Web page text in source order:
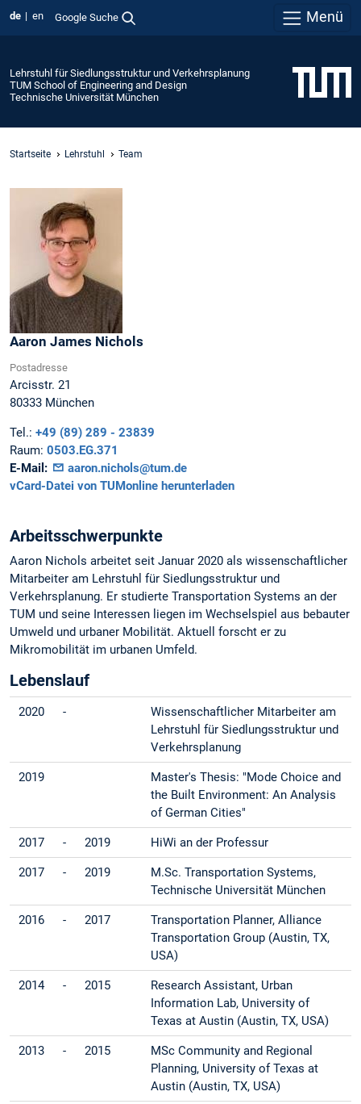
de en Google Suche Menü
Lehrstuhl für Siedlungsstruktur und Verkehrsplanung
TUM School of Engineering and Design
Technische Universität München
Startseite Lehrstuhl Team
Aaron James Nichols
Postadresse
Arcisstr. 21
80333 München
Tel.: +49 (89) 289 - 23839
Raum: 0503.EG.371
E-Mail:
aaron.nichols@tum.de
vCard-Datei von TUMonline herunterladen
Arbeitsschwerpunkte
Aaron Nichols arbeitet seit Januar 2020 als wissenschaftlicher
Mitarbeiter am Lehrstuhl für Siedlungsstruktur und
Verkehrsplanung. Er studierte Transportation Systems an der
TUM und seine Interessen liegen im Wechselspiel aus bebauter
Umweld und urbaner Mobilität. Aktuell forscht er zu
Mikromobilität im urbanen Umfeld.
Lebenslauf
2020 -
Wissenschaftlicher Mitarbeiter am
Lehrstuhl für Siedlungsstruktur und
Verkehrsplanung
2019
Master's Thesis: "Mode Choice and
the Built Environment: An Analysis
of German Cities"
2017 - 2019 HiWi an der Professur
2017 - 2019
M.Sc. Transportation Systems,
Technische Universität München
2016 - 2017
Transportation Planner, Alliance
Transportation Group (Austin, TX,
USA)
2014 - 2015
Research Assistant, Urban
Information Lab, University of
Texas at Austin (Austin, TX, USA)
2013 - 2015
MSc Community and Regional
Planning, University of Texas at
Austin (Austin, TX, USA)